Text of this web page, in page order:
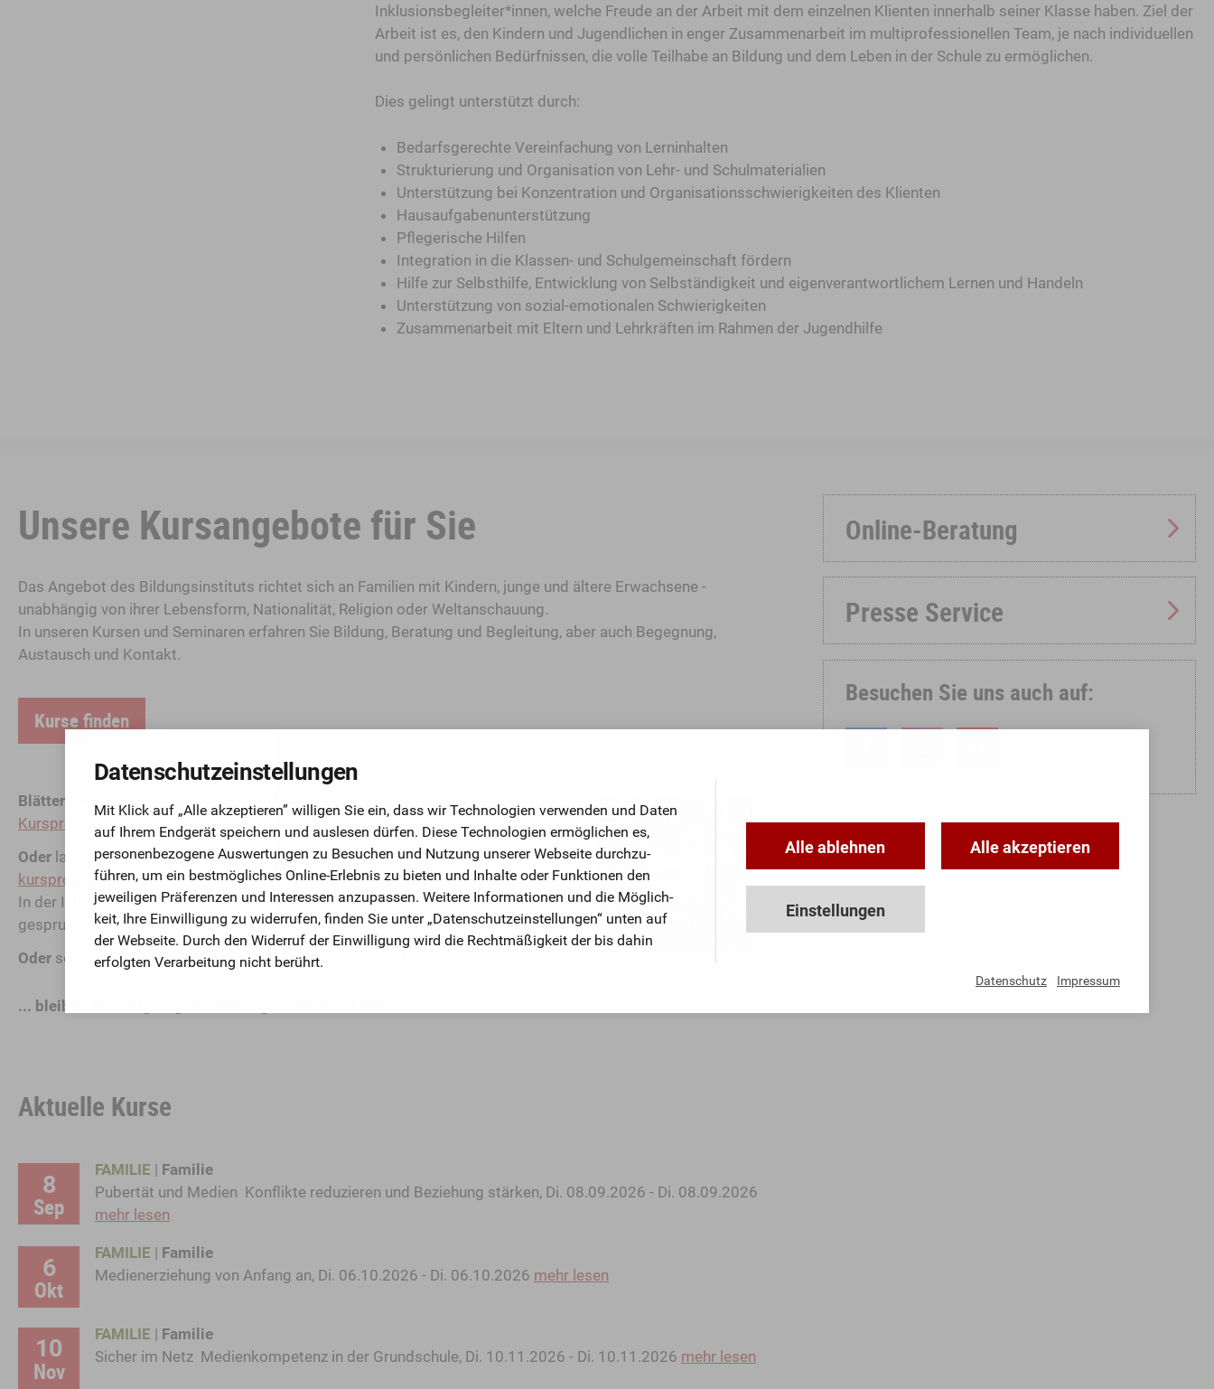
Inklusionsbegleiter*innen, welche Freude an der Arbeit mit dem einzelnen Klienten innerhalb seiner Klasse haben. Ziel der
Arbeit ist es, den Kindern und Jugendlichen in enger Zusammenarbeit im multiprofessionellen Team, je nach individuellen
und persönlichen Bedürfnissen, die volle Teilhabe an Bildung und dem Leben in der Schule zu ermöglichen.
Dies gelingt unterstützt durch:
Bedarfsgerechte Vereinfachung von Lerninhalten
Strukturierung und Organisation von Lehr- und Schulmaterialien
Unterstützung bei Konzentration und Organisationsschwierigkeiten des Klienten
Hausaufgabenunterstützung
Pflegerische Hilfen
Integration in die Klassen- und Schulgemeinschaft fördern
Hilfe zur Selbsthilfe, Entwicklung von Selbständigkeit und eigenverantwortlichem Lernen und Handeln
Unterstützung von sozial-emotionalen Schwierigkeiten
Zusammenarbeit mit Eltern und Lehrkräften im Rahmen der Jugendhilfe
Online-Beratung
Presse Service
Besuchen Sie uns auch auf:
Unsere Kursangebote für Sie
Das Angebot des Bildungsinstituts richtet sich an Familien mit Kindern, junge und ältere Erwachsene -
unabhängig von ihrer Lebensform, Nationalität, Religion oder Weltanschauung.
In unseren Kursen und Seminaren erfahren Sie Bildung, Beratung und Begleitung, aber auch Begegnung,
Austausch und Kontakt.
Kurse finden
Blättern Sie hier bequem durch unser aktuelles Kursprogramm:
Kursprogramm 2026 ansehen
Oder laden Sie hier das gesamte Kursprogramm als PDF Datei:
kursprogramm.pdf
In der Inhaltsübersicht (Seiten: 6-9) kann direkt zu den einzelnen Kapiteln
gesprungen werden.
Oder scannen Sie den QR Code, um die PDF Datei auf Ihr Handy zu übertragen.
... bleiben Sie neugierig. Ihr Bildungsinstitut mit HERZ.
Aktuelle Kurse
8
Sep
FAMILIE | Familie
Pubertät und Medien  Konflikte reduzieren und Beziehung stärken, Di. 08.09.2026 - Di. 08.09.2026
mehr lesen
6
Okt
FAMILIE | Familie
Medienerziehung von Anfang an, Di. 06.10.2026 - Di. 06.10.2026 mehr lesen
10
Nov
FAMILIE | Familie
Sicher im Netz  Medienkompetenz in der Grundschule, Di. 10.11.2026 - Di. 10.11.2026 mehr lesen
Datenschutz­einstellungen
Mit Klick auf „Alle akzeptieren” willigen Sie ein, dass wir Techno­logien verwenden und Daten
auf Ihrem Endgerät speichern und auslesen dürfen. Diese Techno­logien ermög­lichen es,
personen­bezo­gene Aus­wertungen zu Besuchen und Nutzung unserer Webseite durch­zu­
führen, um ein bestmögli­ches Online-Erlebnis zu bieten und Inhalte oder Funktionen den
jeweiligen Präferenzen und Inte­ressen anzupassen. Weitere Informationen und die Mög­lich­
keit, Ihre Ein­willigung zu widerrufen, finden Sie unter „Datenschutz­einstellungen“ unten auf
der Webseite. Durch den Widerruf der Ein­willigung wird die Recht­mäßig­keit der bis dahin
erfolgten Verarbeitung nicht berührt.
Datenschutz Impressum
Alle ablehnen Alle akzeptieren
Einstellungen